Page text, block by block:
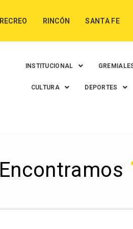
RECREO RINCÓN SANTA FE
INSTITUCIONAL
CULTURA DEPORTES
Encontramos